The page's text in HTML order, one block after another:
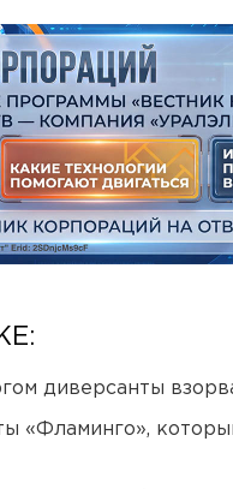
диверсанты
«Фламинго»,